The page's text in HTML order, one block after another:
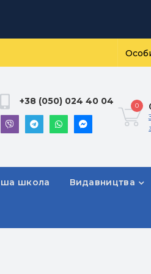
+38 (050) 024 40 04 0
школа Видавництва